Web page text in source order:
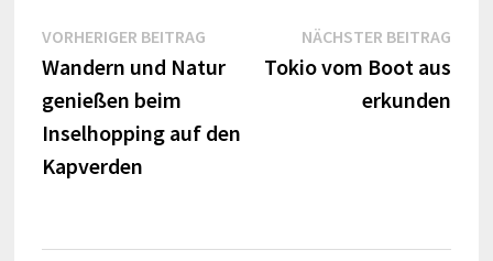
Beitragsnavigation
VORHERIGER BEITRAGVorheriger
Beitrag:
Wandern und Natur
genießen beim
Inselhopping auf den
Kapverden
NÄCHSTER BEITRAG
Tokio vom Boot aus
erkunden